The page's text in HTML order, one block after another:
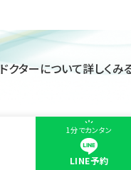
1分でカンタン
LINE予約
ドクターについて詳しくみ